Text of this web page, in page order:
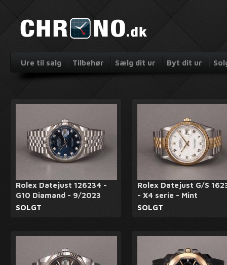
Ure til salg Tilbehør Sælg dit ur Byt dit ur
Rolex Datejust 126234 -
G10 Diamand - 9/2023
SOLGT
Rolex Datejust G/S
- X4 serie - Mint
SOLGT